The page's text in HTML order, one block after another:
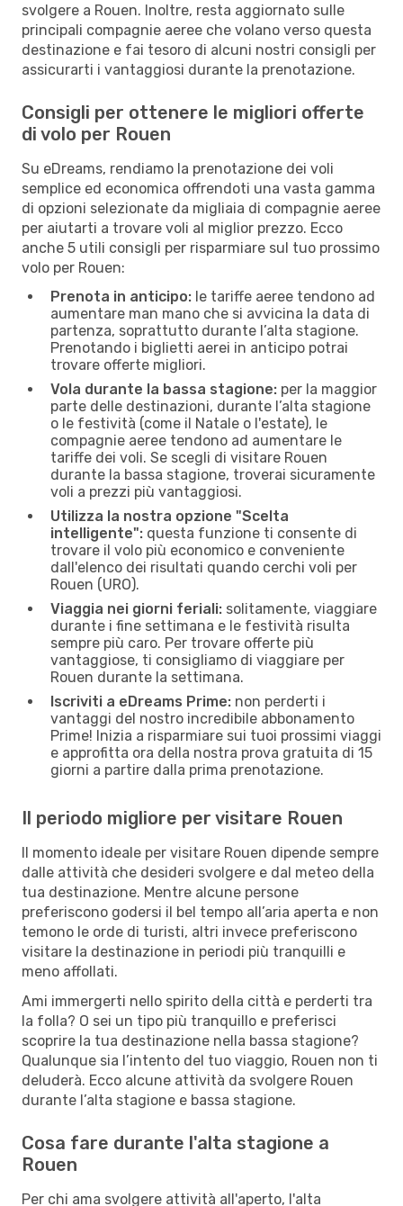
svolgere a Rouen. Inoltre, resta aggiornato sulle
principali compagnie aeree che volano verso questa
destinazione e fai tesoro di alcuni nostri consigli per
assicurarti i vantaggiosi durante la prenotazione.
Consigli per ottenere le migliori offerte
di volo per Rouen
Su eDreams, rendiamo la prenotazione dei voli
semplice ed economica offrendoti una vasta gamma
di opzioni selezionate da migliaia di compagnie aeree
per aiutarti a trovare voli al miglior prezzo. Ecco
anche 5 utili consigli per risparmiare sul tuo prossimo
volo per Rouen:
Prenota in anticipo: le tariffe aeree tendono ad
aumentare man mano che si avvicina la data di
partenza, soprattutto durante l’alta stagione.
Prenotando i biglietti aerei in anticipo potrai
trovare offerte migliori.
Vola durante la bassa stagione: per la maggior
parte delle destinazioni, durante l’alta stagione
o le festività (come il Natale o l'estate), le
compagnie aeree tendono ad aumentare le
tariffe dei voli. Se scegli di visitare Rouen
durante la bassa stagione, troverai sicuramente
voli a prezzi più vantaggiosi.
Utilizza la nostra opzione "Scelta
intelligente": questa funzione ti consente di
trovare il volo più economico e conveniente
dall'elenco dei risultati quando cerchi voli per
Rouen (URO).
Viaggia nei giorni feriali: solitamente, viaggiare
durante i fine settimana e le festività risulta
sempre più caro. Per trovare offerte più
vantaggiose, ti consigliamo di viaggiare per
Rouen durante la settimana.
Iscriviti a eDreams Prime: non perderti i
vantaggi del nostro incredibile abbonamento
Prime! Inizia a risparmiare sui tuoi prossimi viaggi
e approfitta ora della nostra prova gratuita di 15
giorni a partire dalla prima prenotazione.
Il periodo migliore per visitare Rouen
Il momento ideale per visitare Rouen dipende sempre
dalle attività che desideri svolgere e dal meteo della
tua destinazione. Mentre alcune persone
preferiscono godersi il bel tempo all’aria aperta e non
temono le orde di turisti, altri invece preferiscono
visitare la destinazione in periodi più tranquilli e
meno affollati.
Ami immergerti nello spirito della città e perderti tra
la folla? O sei un tipo più tranquillo e preferisci
scoprire la tua destinazione nella bassa stagione?
Qualunque sia l’intento del tuo viaggio, Rouen non ti
deluderà. Ecco alcune attività da svolgere Rouen
durante l’alta stagione e bassa stagione.
Cosa fare durante l'alta stagione a
Rouen
Per chi ama svolgere attività all'aperto, l'alta